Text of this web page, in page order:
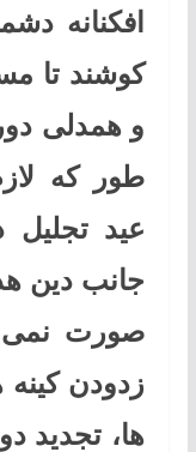
افکنانه
کوشند تا
و همدلی
طور که
عید
جانب دین
صورت نمی
زدودن
ها، تجدید